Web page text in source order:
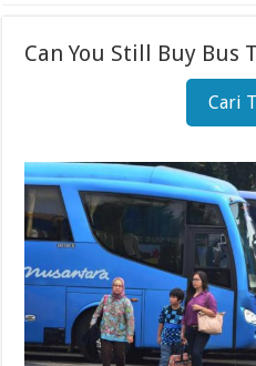
Can You Still Buy Bus
Cari